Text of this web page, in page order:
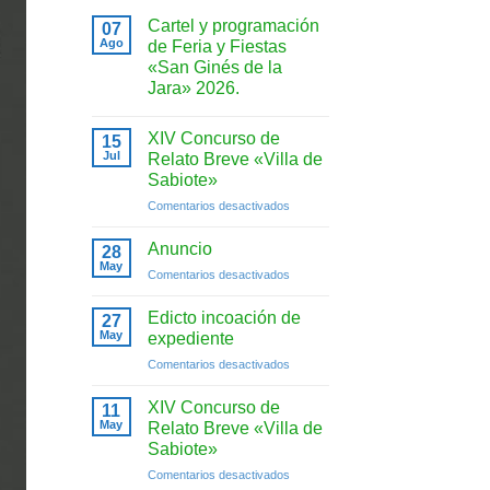
07
Ago
Cartel y programación
de Feria y Fiestas
«San Ginés de la
Jara» 2026.
comentarios
en
Cartel
y
de
Fiestas
Ginés
la
Jara»
2026.
15
Jul
XIV Concurso de
Relato Breve «Villa de
Sabiote»
Comentarios desactivadosen
Relato
«Villa
28
May
Anuncio
Comentarios desactivadosen
27
May
Edicto incoación de
expediente
Comentarios desactivadosen
expediente
11
May
XIV Concurso de
Relato Breve «Villa de
Sabiote»
Comentarios desactivadosen